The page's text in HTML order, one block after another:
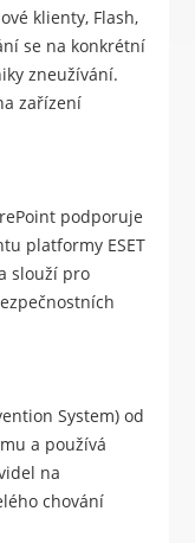
klienty, Flash,
se na konkrétní
zneužívání.
zařízení
podporuje
platformy ESET
slouží pro
System) od
a používá
na
chování